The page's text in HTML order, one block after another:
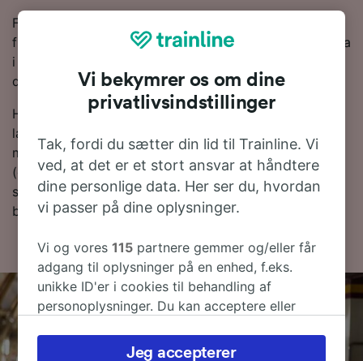
For at hjælpe dig med at få de bedste togpriser har vi
fremhævet de billigste togbilletter fra Genova tli Lucca
i vores Rejseplanlægger. Bare husk på, at jo tidligere
du bestiller dine billetter, desto mere vil du spare!
Har du lyst til at bestille dine togbilletter nu? Så bare
lav en søgning med os i dag. Hvis du vil finde ud af
mere om rejsen, så læs videre om togplaner
(deriblandt om de første og sidste togtider), ofte
stillede spørgsmål og tips til, hvordan du bestiller
billige togbilletter.
Vi bekymrer os om dine
privatlivsindstillinger
Tak, fordi du sætter din lid til Trainline. Vi
ved, at det er et stort ansvar at håndtere
dine personlige data. Her ser du, hvordan
vi passer på dine oplysninger.
Vi og vores115 partnere gemmer og/eller får
adgang til oplysninger på en enhed, f.eks.
unikke ID'er i cookies til behandling af
personoplysninger. Du kan acceptere eller
herunder din ret til at gøre indsigelse, hvor
Jeg accepterer